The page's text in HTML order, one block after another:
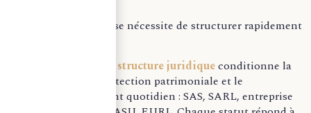
Lancer une entreprise nécessite de structurer rapidement
choix de la structure juridiqueconditionne la
fiscalité, la protection patrimoniale et le
fonctionnement quotidien : SAS, SARL, entreprise